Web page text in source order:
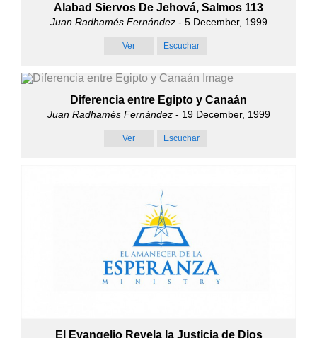
Alabad Siervos De Jehová, Salmos 113
Juan Radhamés Fernández- 5 December, 1999
Ver Escuchar
Diferencia entre Egipto y Canaán
Juan Radhamés Fernández- 19 December, 1999
Ver Escuchar
El Evangelio Revela la Justicia de Dios